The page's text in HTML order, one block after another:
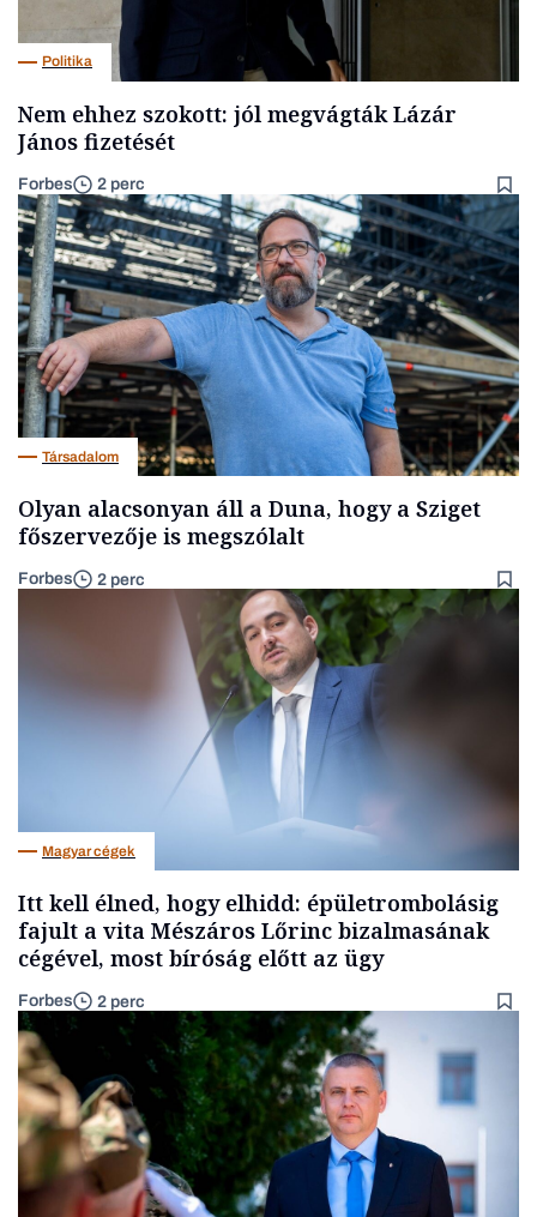
Politika
Nem ehhez szokott: jól megvágták Lázár
János fizetését
Forbes 2 perc
Társadalom
Olyan alacsonyan áll a Duna, hogy a Sziget
főszervezője is megszólalt
Forbes 2 perc
Magyar cégek
Itt kell élned, hogy elhidd: épületrombolásig
fajult a vita Mészáros Lőrinc bizalmasának
cégével, most bíróság előtt az ügy
Forbes 2 perc